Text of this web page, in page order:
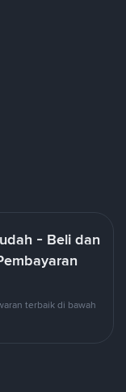
- Beli dan
terbaik di bawah